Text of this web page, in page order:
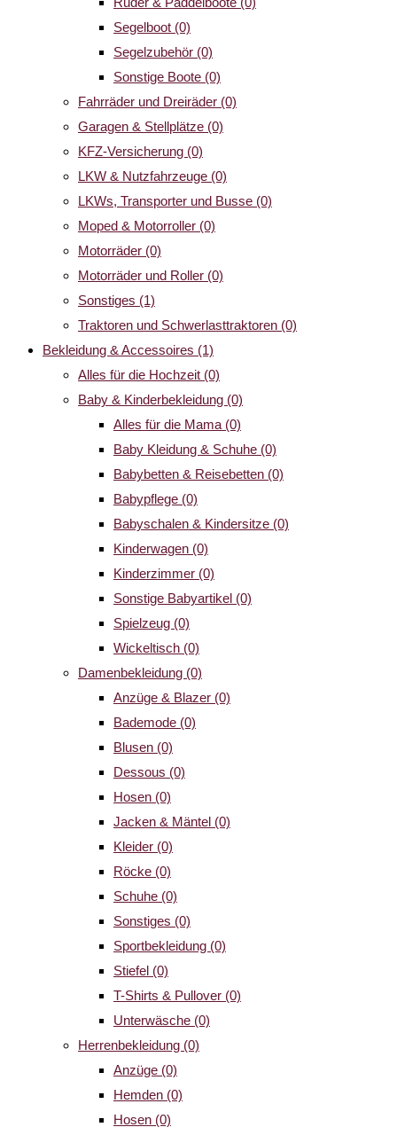
Segelboot (0)
Segelzubehör (0)
Sonstige Boote (0)
Fahrräder und Dreiräder (0)
Garagen & Stellplätze (0)
KFZ-Versicherung (0)
LKW & Nutzfahrzeuge (0)
LKWs, Transporter und Busse (0)
Moped & Motorroller (0)
Motorräder (0)
Motorräder und Roller (0)
Sonstiges (1)
Traktoren und Schwerlasttraktoren (0)
Bekleidung & Accessoires (1)
Alles für die Hochzeit (0)
Baby & Kinderbekleidung (0)
Alles für die Mama (0)
Baby Kleidung & Schuhe (0)
Babybetten & Reisebetten (0)
Babypflege (0)
Babyschalen & Kindersitze (0)
Kinderwagen (0)
Kinderzimmer (0)
Sonstige Babyartikel (0)
Spielzeug (0)
Wickeltisch (0)
Damenbekleidung (0)
Anzüge & Blazer (0)
Bademode (0)
Blusen (0)
Dessous (0)
Hosen (0)
Jacken & Mäntel (0)
Kleider (0)
Röcke (0)
Schuhe (0)
Sonstiges (0)
Sportbekleidung (0)
Stiefel (0)
T-Shirts & Pullover (0)
Unterwäsche (0)
Herrenbekleidung (0)
Anzüge (0)
Hemden (0)
Hosen (0)